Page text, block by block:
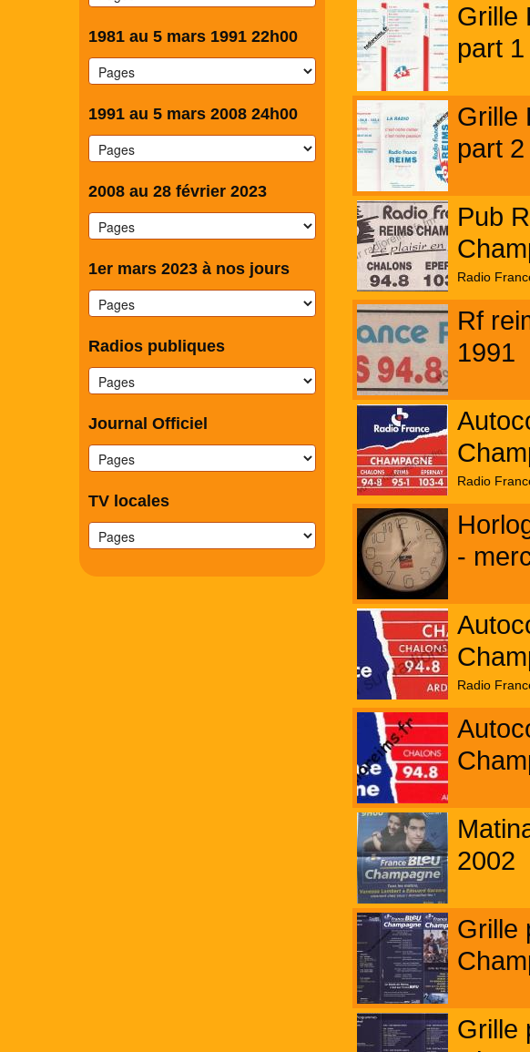
1981 au 5 mars 1991 22h00
1991 au 5 mars 2008 24h00
2008 au 28 février 2023
1er mars 2023 à nos jours
Radios publiques
Journal Officiel
TV locales
Grille
part 1
Grille
part 2
Pub
Radio
Rf
1991
Radio
-
Radio
2002
Grille
Grille